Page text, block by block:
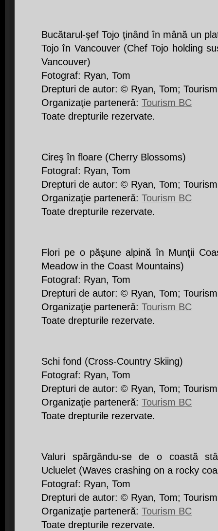
Bucătarul-şef Tojo ţinând în mână un
Tojo în Vancouver (Chef Tojo holding
Vancouver)
Fotograf: Ryan, Tom
Drepturi de autor: © Ryan, Tom;
Organizaţie partenerǎ: Tourism BC
Toate drepturile rezervate.
Cireş în floare (Cherry Blossoms)
Fotograf: Ryan, Tom
Drepturi de autor: © Ryan, Tom;
Organizaţie partenerǎ: Tourism BC
Toate drepturile rezervate.
Flori pe o păşune alpină în Munţii
Meadow in the Coast Mountains)
Fotograf: Ryan, Tom
Drepturi de autor: © Ryan, Tom;
Organizaţie partenerǎ: Tourism BC
Toate drepturile rezervate.
Schi fond (Cross-Country Skiing)
Fotograf: Ryan, Tom
Drepturi de autor: © Ryan, Tom;
Organizaţie partenerǎ: Tourism BC
Toate drepturile rezervate.
Valuri spărgându-se de o coastă
Ucluelet (Waves crashing on a rocky
Fotograf: Ryan, Tom
Drepturi de autor: © Ryan, Tom;
Organizaţie partenerǎ: Tourism BC
Toate drepturile rezervate.